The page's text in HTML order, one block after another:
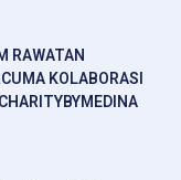
RAWATAN
KOLABORASI